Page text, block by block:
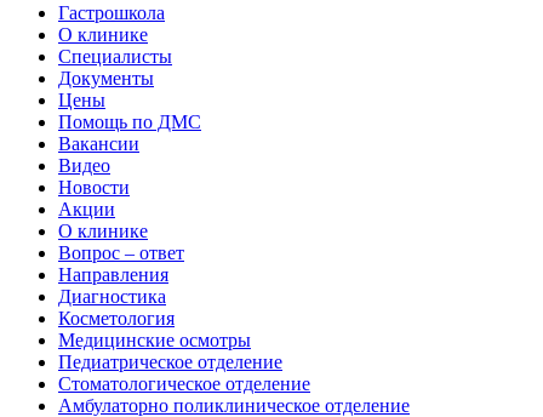
Гастрошкола
О клинике
Специалисты
Документы
Цены
Помощь по ДМС
Вакансии
Видео
Новости
Акции
О клинике
Вопрос – ответ
Направления
Диагностика
Косметология
Медицинские осмотры
Педиатрическое отделение
Стоматологическое отделение
Амбулаторно поликлиническое отделение